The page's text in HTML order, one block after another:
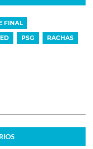
FINAL
PSG RACHAS